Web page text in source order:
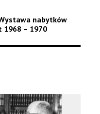
nabytków
1968 – 1970